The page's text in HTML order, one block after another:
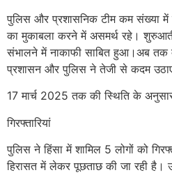
पुलिस और प्रशासनिक टीम कम संख्या
का मुकाबला करने में असमर्थ रहे।
संभालने में नाकाफी साबित हुआ।अब तक
प्रशासन और पुलिस ने तेजी से कदम
17 मार्च 2025 तक की स्थिति के
गिरफ्तारियां
पुलिस ने हिंसा में शामिल 5 लोगों को
हिरासत में लेकर पूछताछ की जा रही है।